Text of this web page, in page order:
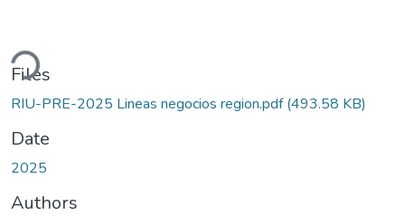
Files
RIU-PRE-2025 Lineas negocios region.pdf(493.58 KB)
Date
2025
Authors